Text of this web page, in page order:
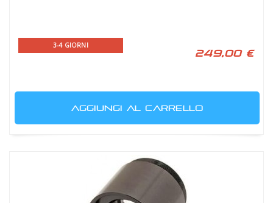
3-4 GIORNI
249,00 €
AGGIUNGI AL CARRELLO